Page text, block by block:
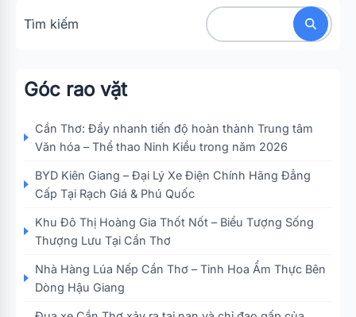
Tìm kiếm
Góc rao vặt
Cần Thơ: Đẩy nhanh tiến độ hoàn thành Trung tâm
Văn hóa – Thể thao Ninh Kiều trong năm 2026
BYD Kiên Giang – Đại Lý Xe Điện Chính Hãng Đẳng
Cấp Tại Rạch Giá & Phú Quốc
Khu Đô Thị Hoàng Gia Thốt Nốt – Biểu Tượng Sống
Thượng Lưu Tại Cần Thơ
Nhà Hàng Lúa Nếp Cần Thơ – Tinh Hoa Ẩm Thực Bên
Dòng Hậu Giang